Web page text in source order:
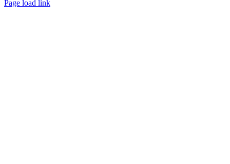
Page load link